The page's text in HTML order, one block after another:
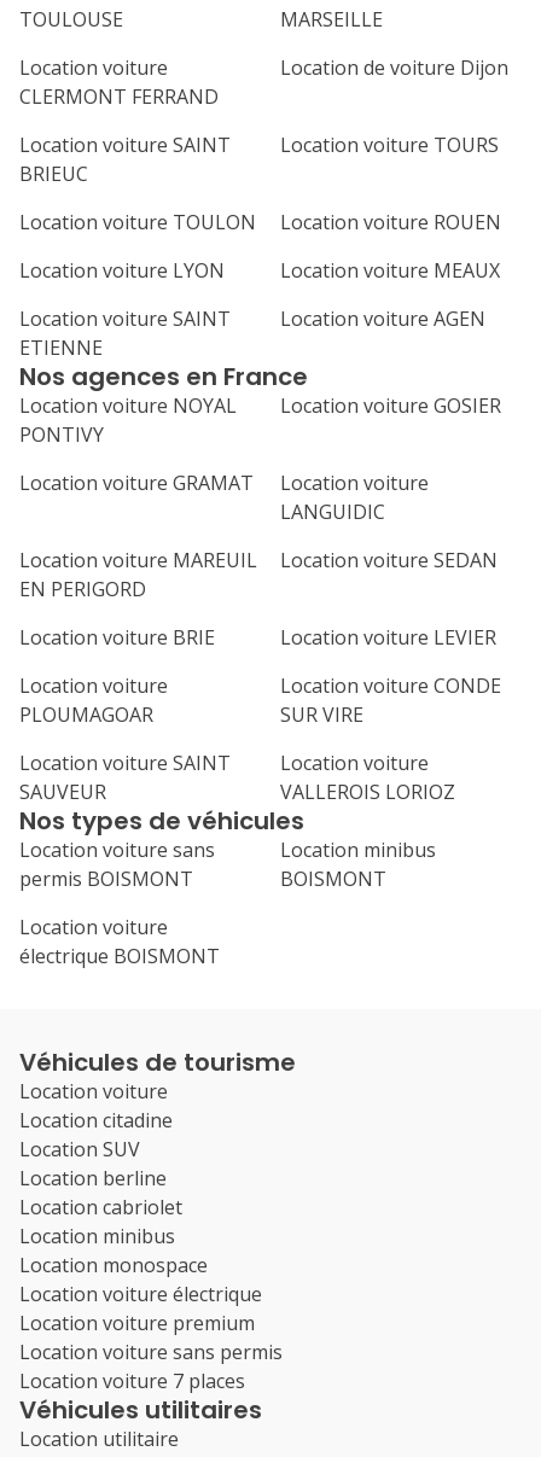
TOULOUSE
MARSEILLE
Location voiture
CLERMONT FERRAND
Location de voiture Dijon
Location voiture SAINT
BRIEUC
Location voiture TOURS
Location voiture TOULON
Location voiture ROUEN
Location voiture LYON
Location voiture MEAUX
Location voiture SAINT
ETIENNE
Location voiture AGEN
Nos agences en France
Location voiture NOYAL
PONTIVY
Location voiture GOSIER
Location voiture GRAMAT
Location voiture
LANGUIDIC
Location voiture MAREUIL
EN PERIGORD
Location voiture SEDAN
Location voiture BRIE
Location voiture LEVIER
Location voiture
PLOUMAGOAR
Location voiture CONDE
SUR VIRE
Location voiture SAINT
SAUVEUR
Location voiture
VALLEROIS LORIOZ
Nos types de véhicules
Location voiture sans
permis BOISMONT
Location minibus
BOISMONT
Location voiture
électrique BOISMONT
Véhicules de tourisme
Location voiture
Location citadine
Location SUV
Location berline
Location cabriolet
Location minibus
Location monospace
Location voiture électrique
Location voiture premium
Location voiture sans permis
Location voiture 7 places
Véhicules utilitaires
Location utilitaire